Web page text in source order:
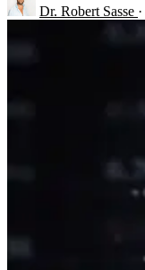
Dr. Robert Sasse ·